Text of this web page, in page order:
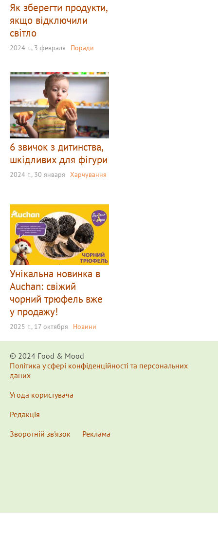
Як зберегти продукти,
якщо відключили
світло
2024 г., 3 февраля Поради
6 звичок з дитинства,
шкідливих для фігури
2024 г., 30 января Харчування
Унікальна новинка в
Auchan: свіжий
чорний трюфель вже
у продажу!
2025 г., 17 октября Новини
© 2024 Food & Мood
Політика у сфері конфіденційності та персональних
даних
Угода користувача
Редакція
Зворотній зв'язок
Реклама